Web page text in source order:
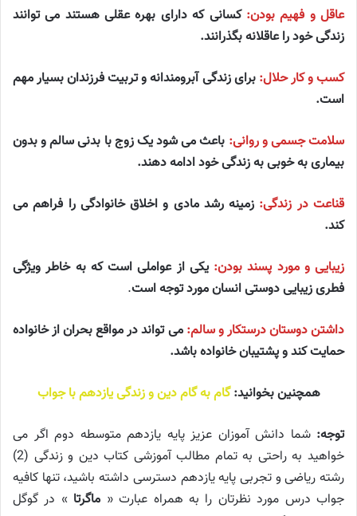
عاقل و فهیم بودن: کسانی که دارای بهره عقلی هستند می توانند
زندگی خود را عاقلانه بگذرانند.
کسب و کار حلال: برای زندگی آبرومندانه و تربیت فرزندان بسیار مهم
است.
سلامت جسمی و روانی: باعث می شود یک زوج با بدنی سالم و بدون
بیماری به خوبی به زندگی خود ادامه دهند.
قناعت در زندگی: زمینه رشد مادی و اخلاق خانوادگی را فراهم می
کند.
زیبایی و مورد پسند بودن: یکی از عواملی است که به خاطر ویژگی
فطری زیبایی دوستی انسان مورد توجه است.
داشتن دوستان درستکار و سالم: می تواند در مواقع بحران از خانواده
حمایت کند و پشتیبان خانواده باشد.
همچنین بخوانید: گام به گام دین و زندگی یازدهم با جواب
توجه: شما دانش آموزان عزیز پایه یازدهم متوسطه دوم اگر می
خواهید به راحتی به تمام مطالب آموزشی کتاب دین و زندگی (2)
رشته ریاضی و تجربی پایه یازدهم دسترسی داشته باشید، تنها کافیه
جواب درس مورد نظرتان را به همراه عبارت « ماگرتا » در گوگل